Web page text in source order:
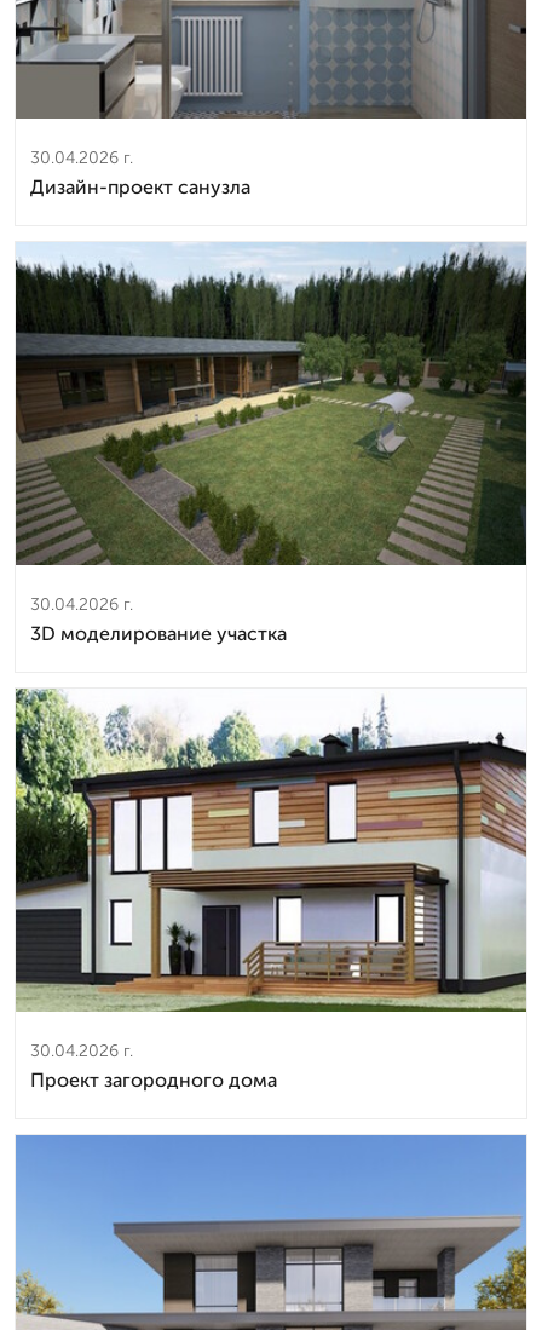
30.04.2026 г.
Дизайн-проект санузла
30.04.2026 г.
3D моделирование участка
30.04.2026 г.
Проект загородного дома